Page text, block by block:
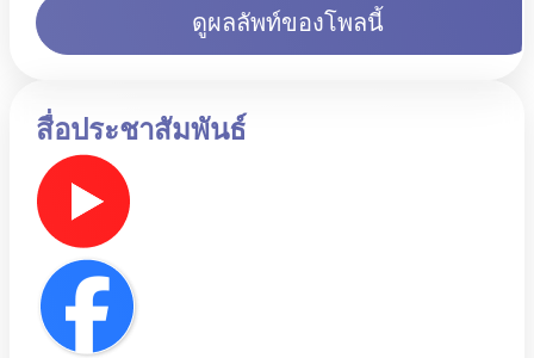
ดูผลลัพท์ของโพลนี้
สื่อประชาสัมพันธ์